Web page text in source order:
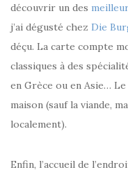
découvrir un des
j’ai dégusté chez Die
déçu. La carte compte
classiques à des
en Grèce ou en Asie…
maison (sauf la viande,
localement).
Enfin, l’accueil de